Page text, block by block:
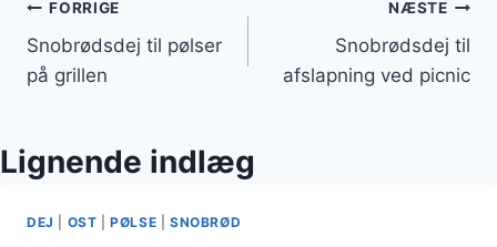
Indlægsnavigation
FORRIGE
Snobrødsdej til pølser
på grillen
NÆSTE
Snobrødsdej til
afslapning ved picnic
Lignende indlæg
DEJ OST |PØLSE SNOBRØD